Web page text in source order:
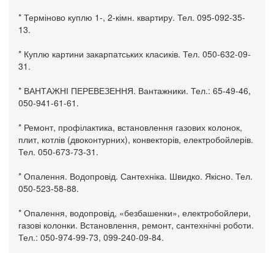
* Терміново куплю 1-, 2-кімн. квартиру. Тел. 095-092-35-
13.
* Куплю картини закарпатських класиків. Тел. 050-632-09-
31.
* ВАНТАЖНІ ПЕРЕВЕЗЕННЯ. Вантажники. Тел.: 65-49-46,
050-941-61-61.
* Ремонт, профілактика, встановлення газових колонок,
плит, котлів (двоконтурних), конвекторів, електробойлерів.
Тел. 050-673-73-31.
* Опалення. Водопровід. Сантехніка. Швидко. Якісно. Тел.
050-523-58-88.
* Опалення, водопровід, «безбашенки», електробойлери,
газові колонки. Встановлення, ремонт, сантехнічні роботи.
Тел.: 050-974-99-73, 099-240-09-84.